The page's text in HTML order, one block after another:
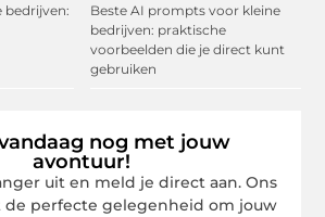
bedrijven:
Beste AI prompts voor kleine
bedrijven: praktische
voorbeelden die je direct kunt
gebruiken
nog met jouw
avontuur!
uit en meld je direct aan. Ons
perfecte gelegenheid om jouw